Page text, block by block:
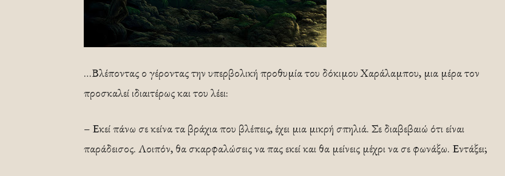
…Βλέποντας ο γέροντας την υπερβολική προθυμία του δόκιμου Χαράλαμπου, μια μέρα τον
προσκαλεί ιδιαιτέρως και του λέει:
– Εκεί πάνω σε κείνα τα βράχια που βλέπεις, έχει μια μικρή σπηλιά. Σε διαβεβαιώ ότι είναι
παράδεισος. Λοιπόν, θα σκαρφαλώσεις να πας εκεί και θα μείνεις μέχρι να σε φωνάξω. Εντάξει;